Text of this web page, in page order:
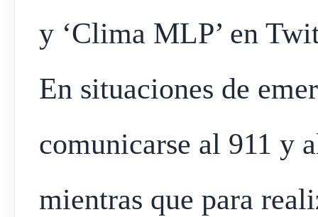
y ‘Clima MLP’ en
En situaciones de
comunicarse al 911 y
mientras que para